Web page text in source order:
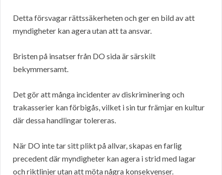
Detta försvagar rättssäkerheten och ger en bild av att
myndigheter kan agera utan att ta ansvar.
Bristen på insatser från DO sida är särskilt
bekymmersamt.
Det gör att många incidenter av diskriminering och
trakasserier kan förbigås, vilket i sin tur främjar en kultur
där dessa handlingar tolereras.
När DO inte tar sitt plikt på allvar, skapas en farlig
precedent där myndigheter kan agera i strid med lagar
och riktlinjer utan att möta några konsekvenser.